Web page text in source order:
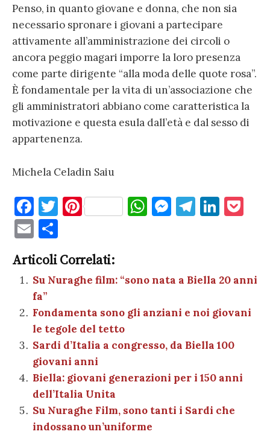
Penso, in quanto giovane e donna, che non sia
necessario spronare i giovani a partecipare
attivamente all’amministrazione dei circoli o
ancora peggio magari imporre la loro presenza
come parte dirigente “alla moda delle quote rosa”.
È fondamentale per la vita di un’associazione che
gli amministratori abbiano come caratteristica la
motivazione e questa esula dall’età e dal sesso di
appartenenza.
Michela Celadin Saiu
F
a
c
e
b
o
o
k
T
te
r
Pi
es
t
W
A
p
M
g
er
T
a
m
Li
dI
n
et
E
m
ai
l
n
di
vi
di
Articoli Correlati:
Su Nuraghe film: “sono nata a Biella 20 anni
fa”
Fondamenta sono gli anziani e noi giovani
le tegole del tetto
Sardi d’Italia a congresso, da Biella 100
giovani anni
Biella: giovani generazioni per i 150 anni
dell’Italia Unita
Su Nuraghe Film, sono tanti i Sardi che
indossano un’uniforme